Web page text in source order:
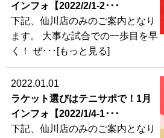
インフォ【2022/2/1-2･･･
下記、仙川店のみのご案内となり
ます。 大事な試合での一歩目を早
く！ ぜ･･･[もっと見る]
2022.01.01
ラケット選びはテニサポで！1月
インフォ【2022/1/4-1･･･
下記、仙川店のみのご案内となり